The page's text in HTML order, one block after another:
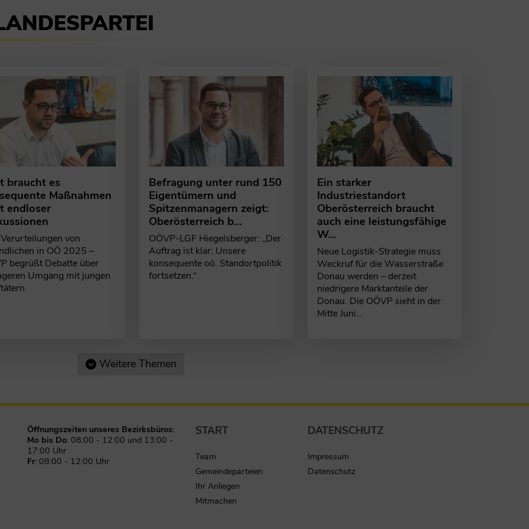
braucht es
Maßnahmen
endloser
von
in OÖ 2025 –
begrüßt Debatte über
Umgang mit jungen
Befragung unter rund 150
Eigentümern und
Spitzenmanagern zeigt:
Oberösterreich b…
OÖVP-LGF Hiegelsberger: „Der
Auftrag ist klar: Unsere
konsequente oö. Standortpolitik
fortsetzen.“
Ein starker
Industriestandort
Oberösterreich braucht
auch eine leistungsfähige
W…
Neue Logistik-Strategie muss
Weckruf für die Wasserstraße
Donau werden – derzeit
niedrigere Marktanteile der
Donau. Die OÖVP sieht in der
Mitte Juni…
– und das Miteinander, das Oberösterreich…
Volkspartei haben am Montagabend zum traditionellen Medien-Sommercocktail ins Pöstlingberg…
in Oberösterreich
sind keine Lösung und wird es mit uns nicht geben. Ich halte nichts von theoretischen Debatten aus…
Netzwerken konsequent den Boden entziehen“
zur Wahl zur Bürgermeisterin von Stei…
Adelheid Mitterhuber wurde im Gemeinderat mit breiter Zustimmung (15 von 19) gewählt und folgt…
Weitere Themen
Öffnungszeiten unseres Bezirksbüros:
Mo bis Do: 08:00 - 12:00 und 13:00 -
17:00 Uhr
Fr: 08:00 - 12:00 Uhr
START
Team
Gemeindeparteien
Ihr Anliegen
Mitmachen
DATENSCHUTZ
Impressum
Datenschutz